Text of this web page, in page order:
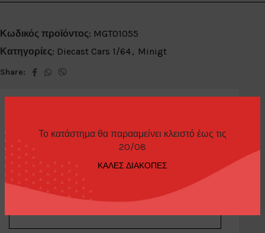
Το κατάστημα θα παρααμείνει κλειστό έως τις
20/08
ΚΑΛΕΣ ΔΙΑΚΟΠΕΣ
Κωδικός προϊόντος: MGT01055
Κατηγορίες: Diecast Cars 1/64, Minigt
Share:
LB★WORKS Lamborghini Huracán GT GRAVITY